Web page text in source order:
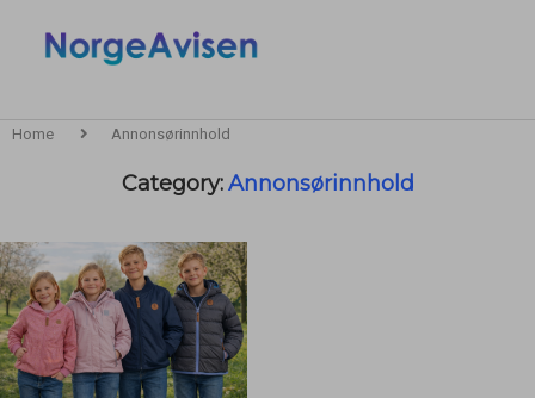
Home Annonsørinnhold
Category: Annonsørinnhold